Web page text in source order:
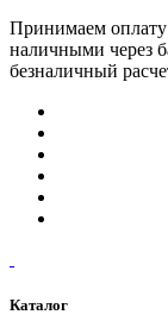
Принимаем оплату
наличными через
безналичный
Каталог